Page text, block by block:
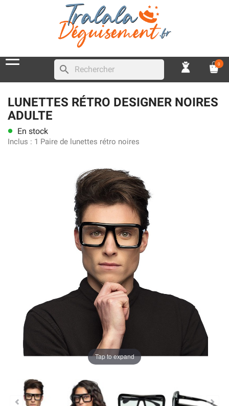
search 0
LUNETTES RÉTRO DESIGNER NOIRES
ADULTE
lens En stock
Inclus : 1 Paire de lunettes rétro noires
Tap to expand